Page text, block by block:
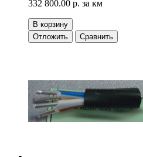
332 800.00 р. за км
В корзину
Отложить
Сравнить